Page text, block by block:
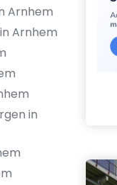
Arnhem
Arnhem
in